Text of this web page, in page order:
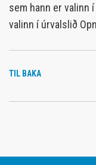
sem hann er valinn
valinn í úrvalslið
TIL BAKA